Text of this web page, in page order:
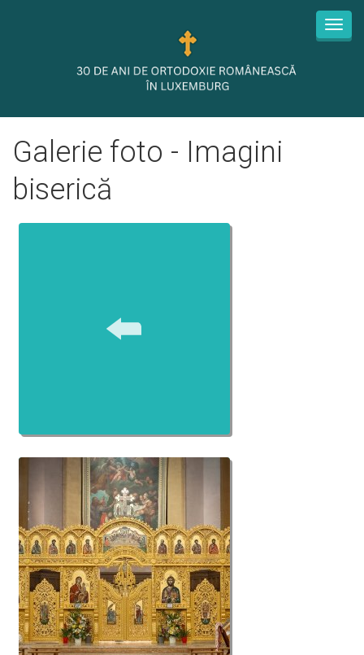
Galerie foto - Imagini
biserică